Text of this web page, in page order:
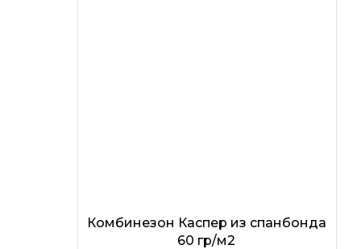
Комбинезон Каспер из спанбонда
60 гр/м2